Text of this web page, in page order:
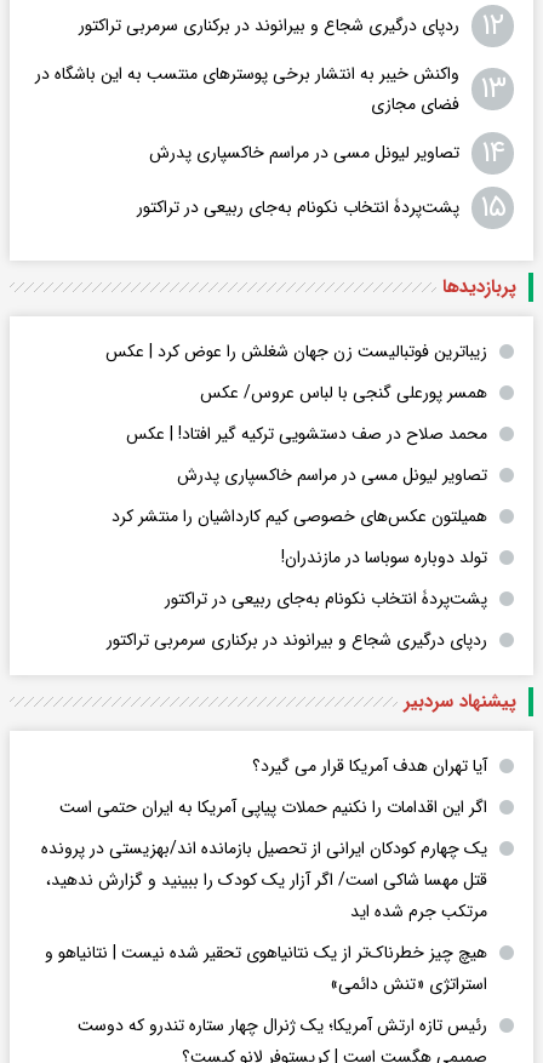
۱۲ ردپای درگیری شجاع و بیرانوند در برکناری سرمربی تراکتور
۱۳
واکنش خیبر به انتشار برخی پوسترهای منتسب به این باشگاه در
فضای مجازی
۱۴ تصاویر لیونل مسی در مراسم خاکسپاری پدرش
۱۵ پشت‌پردۀ انتخاب نکونام به‌جای ربیعی در ترا‌کتور
پربازدید‌ها
زیباترین فوتبالیست زن جهان شغلش را عوض کرد | عکس
همسر پورعلی گنجی با لباس عروس/ عکس
محمد صلاح در صف دستشویی ترکیه گیر افتاد! | عکس
تصاویر لیونل مسی در مراسم خاکسپاری پدرش
همیلتون عکس‌های خصوصی کیم‌ کارداشیان را منتشر کرد
تولد دوباره سوباسا در مازندران!
پشت‌پردۀ انتخاب نکونام به‌جای ربیعی در ترا‌کتور
ردپای درگیری شجاع و بیرانوند در برکناری سرمربی تراکتور
پیشنهاد سردبیر
آیا تهران هدف آمریکا قرار می گیرد؟
اگر این اقدامات را نکنیم حملات پیاپی آمریکا به ایران حتمی است
یک چهارم کودکان ایرانی از تحصیل بازمانده اند/بهزیستی در پرونده
قتل مهسا شاکی است/ اگر آزار یک کودک را ببینید و گزارش ندهید،
مرتکب جرم شده اید
هیچ چیز خطرناک‌تر از یک نتانیاهوی تحقیر شده نیست | نتانیاهو و
استراتژی «تنش دائمی»
رئیس تازه ارتش آمریکا؛ یک ژنرال چهار ستاره تندرو که دوست
صمیمی هگست است | کریستوفر لانو کیست؟